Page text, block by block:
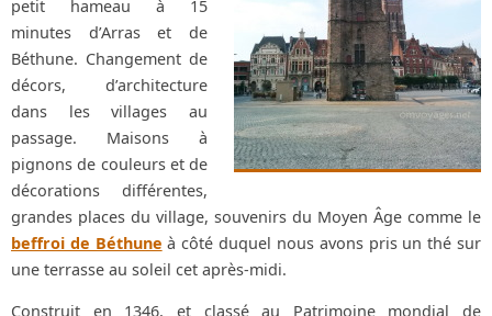
petit hameau à 15
minutes d’Arras et de
Béthune. Changement de
décors, d’architecture
dans les villages au
passage. Maisons à
pignons de couleurs et de
décorations différentes,
grandes places du village, souvenirs du Moyen Âge comme le
beffroi de Béthune à côté duquel nous avons pris un thé sur
une terrasse au soleil cet après-midi.
Construit en 1346, et classé au Patrimoine mondial de